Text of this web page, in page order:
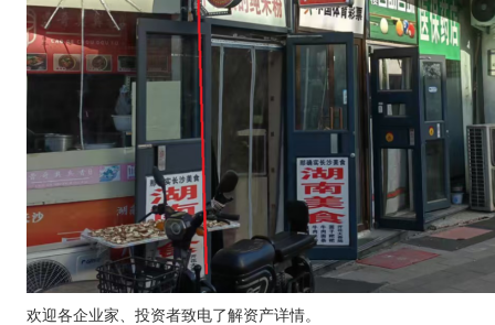
欢迎各企业家、投资者致电了解资产详情。